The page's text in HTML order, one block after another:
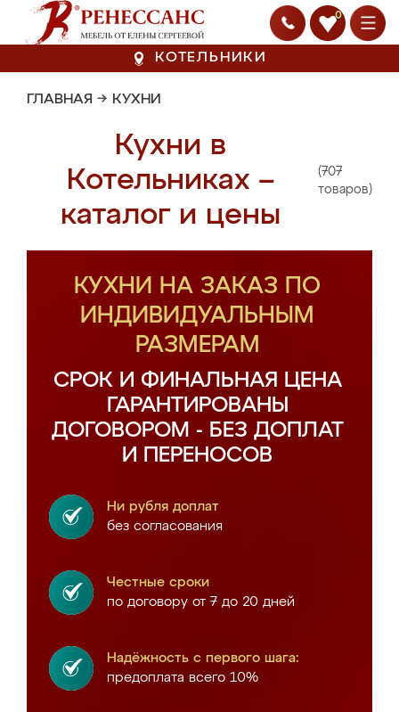
0
КОТЕЛЬНИКИ
ГЛАВНАЯ → КУХНИ
Кухни в
Котельниках –
каталог и цены
(707
товаров)
КУХНИ НА ЗАКАЗ ПО
ИНДИВИДУАЛЬНЫМ
РАЗМЕРАМ
СРОК И ФИНАЛЬНАЯ ЦЕНА
ГАРАНТИРОВАНЫ
ДОГОВОРОМ - БЕЗ ДОПЛАТ
И ПЕРЕНОСОВ
Ни рубля доплат
без согласования
Честные сроки
по договору от 7 до 20 дней
Надёжность с первого шага:
предоплата всего 10%